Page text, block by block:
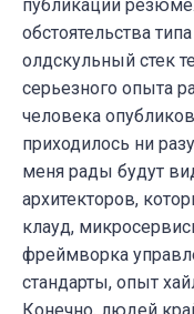
публикации
обстоятельства
олдскульный стек
серьезного опыта
человека
приходилось ни
меня рады будут
архитекторов,
клауд,
фреймворка
стандарты, опыт